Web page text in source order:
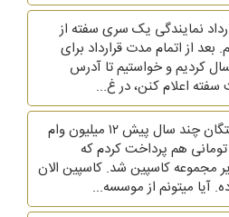
نمایندگی یک سری سفته از
بعد از اتمام مدت قرارداد برای
کردیم و خواستیم تا آدرس
اعلام کنن، در غ...
سلام. من از موسسه فرشتگان چند سال پیش ۱۲ میلیون وام
۱۴ قسط ۴۰۰ هزار تومانی هم پرداخت کردم که
مجموعه کاسپین شد. کاسپین الان